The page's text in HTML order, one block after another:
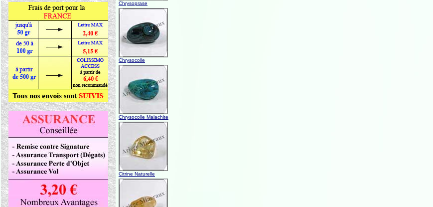
Chrysoprase
Chrysocolle
Chrysocolle Malachite
Citrine Naturelle